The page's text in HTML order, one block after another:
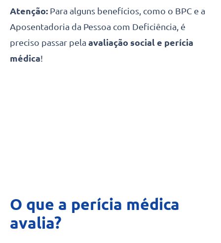
Atenção: Para alguns benefícios, como o BPC e a
Aposentadoria da Pessoa com Deficiência, é
preciso passar pela avaliação social e perícia
médica!
O que a perícia médica
avalia?